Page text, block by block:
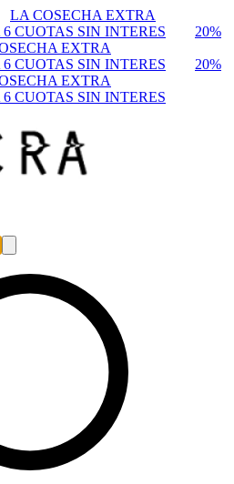
LA COSECHA EXTRA
CUOTAS SIN INTERES
20%
EXTRA
CUOTAS SIN INTERES
20%
EXTRA
CUOTAS SIN INTERES